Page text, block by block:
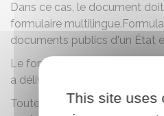
Dans ce cas, le document
formulaire multilingue.
documents publics d'un État
Le formulaire multilingue est
a délivré le document.
Toutefois, l'autoritéThis site uses